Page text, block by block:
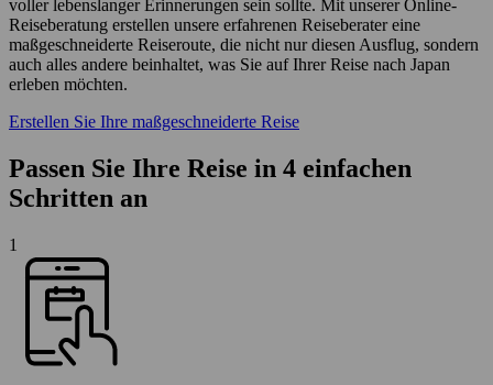
voller lebenslanger Erinnerungen sein sollte. Mit unserer Online-
Reiseberatung erstellen unsere erfahrenen Reiseberater eine
maßgeschneiderte Reiseroute, die nicht nur diesen Ausflug, sondern
auch alles andere beinhaltet, was Sie auf Ihrer Reise nach Japan
erleben möchten.
Erstellen Sie Ihre maßgeschneiderte Reise
Passen Sie Ihre Reise in 4 einfachen
Schritten an
1